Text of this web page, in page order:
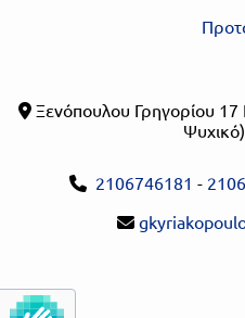
 Ξενόπουλου Γρηγορίου
 2106746181 -
